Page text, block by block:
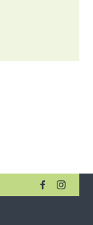
FACEBOOK
, OUVRE
,